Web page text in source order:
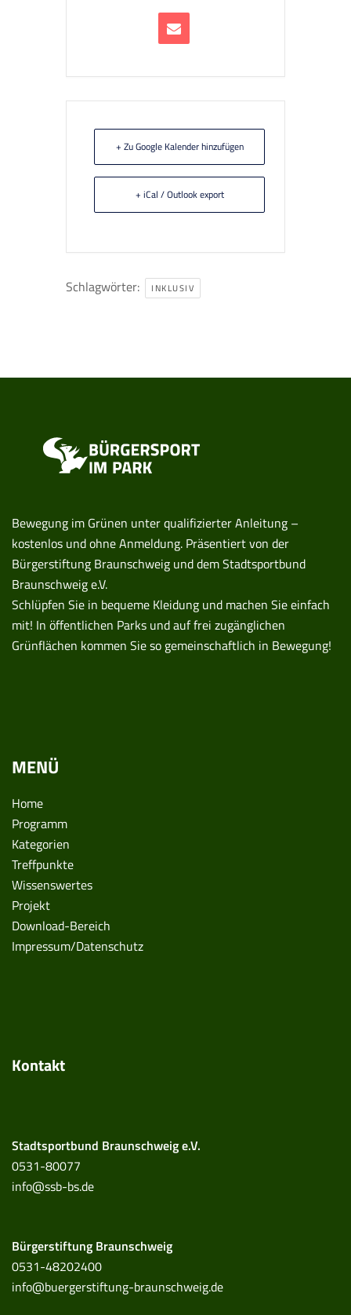
+ Zu Google Kalender hinzufügen
+ iCal / Outlook export
Schlagwörter: INKLUSIV
Bewegung im Grünen unter qualifizierter Anleitung –
kostenlos und ohne Anmeldung. Präsentiert von der
Bürgerstiftung Braunschweig und dem Stadtsportbund
Braunschweig e.V.
Schlüpfen Sie in bequeme Kleidung und machen Sie einfach
mit! In öffentlichen Parks und auf frei zugänglichen
Grünflächen kommen Sie so gemeinschaftlich in Bewegung!
MENÜ
Home
Programm
Kategorien
Treffpunkte
Wissenswertes
Projekt
Download-Bereich
Impressum/Datenschutz
Kontakt
Stadtsportbund Braunschweig e.V.
0531-80077
info@ssb-bs.de
Bürgerstiftung Braunschweig
0531-48202400
info@buergerstiftung-braunschweig.de